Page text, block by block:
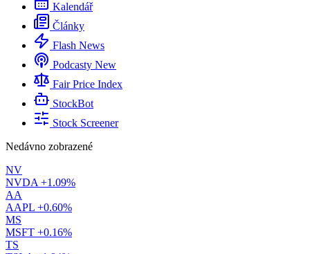
Kalendář
Články
Flash News
Podcasty New
Fair Price Index
StockBot
Stock Screener
Nedávno zobrazené
NV
NVDA +1.09%
AA
AAPL +0.60%
MS
MSFT +0.16%
TS